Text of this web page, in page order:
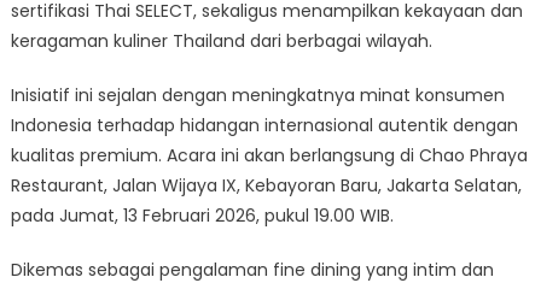
sertifikasi Thai SELECT, sekaligus menampilkan kekayaan dan
keragaman kuliner Thailand dari berbagai wilayah.
Inisiatif ini sejalan dengan meningkatnya minat konsumen
Indonesia terhadap hidangan internasional autentik dengan
kualitas premium. Acara ini akan berlangsung di Chao Phraya
Restaurant, Jalan Wijaya IX, Kebayoran Baru, Jakarta Selatan,
pada Jumat, 13 Februari 2026, pukul 19.00 WIB.
Dikemas sebagai pengalaman fine dining yang intim dan